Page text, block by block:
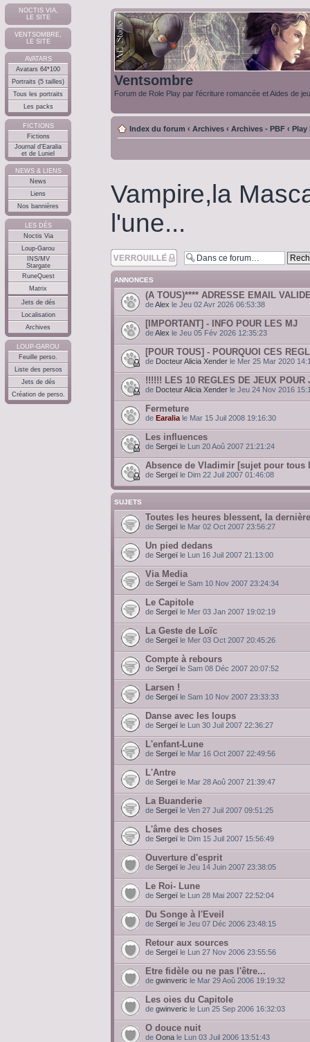
NOCTIS VIA,
LE SITE
VENTSOMBRE,
LE SITE
AVATARS
Avatars 64*100
Portraits (5 tailles)
Tous les portraits
Les packs
FICTIONS
Fictions
Journal d'Earalia
et de Luniel
NEWS & LIENS
News
Liens
Nos bannières
LES DÉS
Noctis Via
Loup-Garou
INS/MV
Stargate
RuneQuest
Matrix
Jets de dés
Localisation
Archives
LOUP-GAROU
Feuille perso.
Liste des persos
Jets de dés
Création de perso.
Ventsombre
Forum de Role Play par l'écriture romancée et Aides de
Index du forum ‹ Archives ‹ Archives - PBF ‹ Play
Vampire,la
l'une...
Forum verrouillé
ANNONCES
(A TOUS)**** ADRESSE EMAIL
deAlex le Jeu 02 Avr 2026 06:53:38
[IMPORTANT] - INFO POUR LES MJ
deAlex le Jeu 05 Fév 2026 12:35:23
[POUR TOUS] - POURQUOI CES
de Docteur Alicia Xender le Mer 25 Mar 2020
!!!!!! LES 10 REGLES DE JEUX POUR
de Docteur Alicia Xender le Jeu 24 Nov 2016
Fermeture
de Earalia le Mar 15 Juil 2008 19:16:30
Les influences
de Sergeï le Lun 20 Aoû 2007 21:21:24
Absence de Vladimir [sujet pour tous
de Sergeï le Dim 22 Juil 2007 01:46:08
SUJETS
Toutes les heures blessent, la
de Sergeï le Mar 02 Oct 2007 23:56:27
Un pied dedans
de Sergeï le Lun 16 Juil 2007 21:13:00
Via Media
de Sergeï le Sam 10 Nov 2007 23:24:34
Le Capitole
de Sergeï le Mer 03 Jan 2007 19:02:19
La Geste de Loïc
de Sergeï le Mer 03 Oct 2007 20:45:26
Compte à rebours
de Sergeï le Sam 08 Déc 2007 20:07:52
Larsen !
de Sergeï le Sam 10 Nov 2007 23:33:33
Danse avec les loups
de Sergeï le Lun 30 Juil 2007 22:36:27
L'enfant-Lune
de Sergeï le Mar 16 Oct 2007 22:49:56
L'Antre
de Sergeï le Mar 28 Aoû 2007 21:39:47
La Buanderie
de Sergeï le Ven 27 Juil 2007 09:51:25
L'âme des choses
de Sergeï le Dim 15 Juil 2007 15:56:49
Ouverture d'esprit
de Sergeï le Jeu 14 Juin 2007 23:38:05
Le Roi- Lune
de Sergeï le Lun 28 Mai 2007 22:52:04
Du Songe à l'Eveil
de Sergeï le Jeu 07 Déc 2006 23:48:15
Retour aux sources
de Sergeï le Lun 27 Nov 2006 23:55:56
Etre fidèle ou ne pas l'être...
de gwinveric le Mar 29 Aoû 2006 19:19:32
Les oies du Capitole
de gwinveric le Lun 25 Sep 2006 16:32:03
O douce nuit
de Oona le Lun 03 Juil 2006 13:51:43